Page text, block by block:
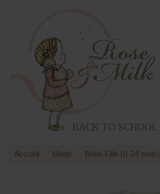
BACK TO SCHOOL
Accueil Mode Bébé Fille (0-24 mois)